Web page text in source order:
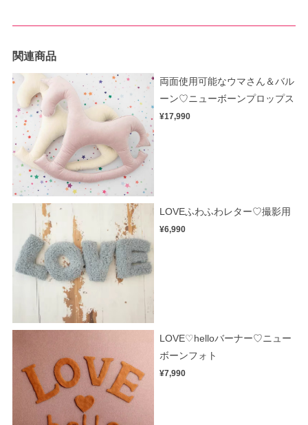
関連商品
両面使用可能なウマさん＆バル
ーン♡ニューボーンプロップス
¥17,990
LOVEふわふわレター♡撮影用
¥6,990
LOVE♡helloバーナー♡ニュー
ボーンフォト
¥7,990